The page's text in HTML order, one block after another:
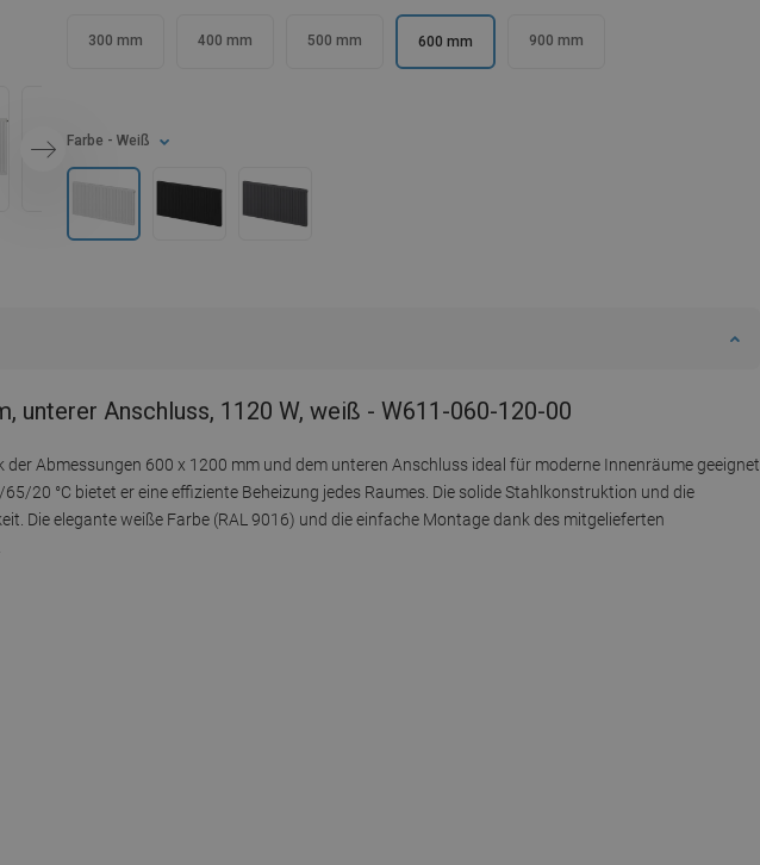
300 mm 400 mm 500 mm 600 mm 900 mm
Farbe - Weiß
unterer Anschluss, 1120 W, weiß - W611-060-120-00
Abmessungen 600 x 1200 mm und dem unteren Anschluss ideal für moderne Innenräume geeignet
20 °C bietet er eine effiziente Beheizung jedes Raumes. Die solide Stahlkonstruktion und die
Die elegante weiße Farbe (RAL 9016) und die einfache Montage dank des mitgelieferten